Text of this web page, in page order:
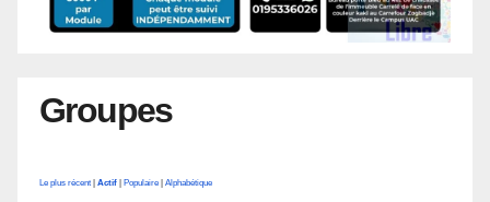
Groupes
Le plus récent | Actif | Populaire | Alphabétique